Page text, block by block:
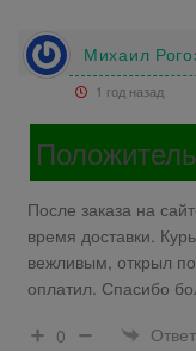
Михаил
1 год назад
После заказа на
время доставки.
вежливым, открыл
оплатил. Спасибо
0